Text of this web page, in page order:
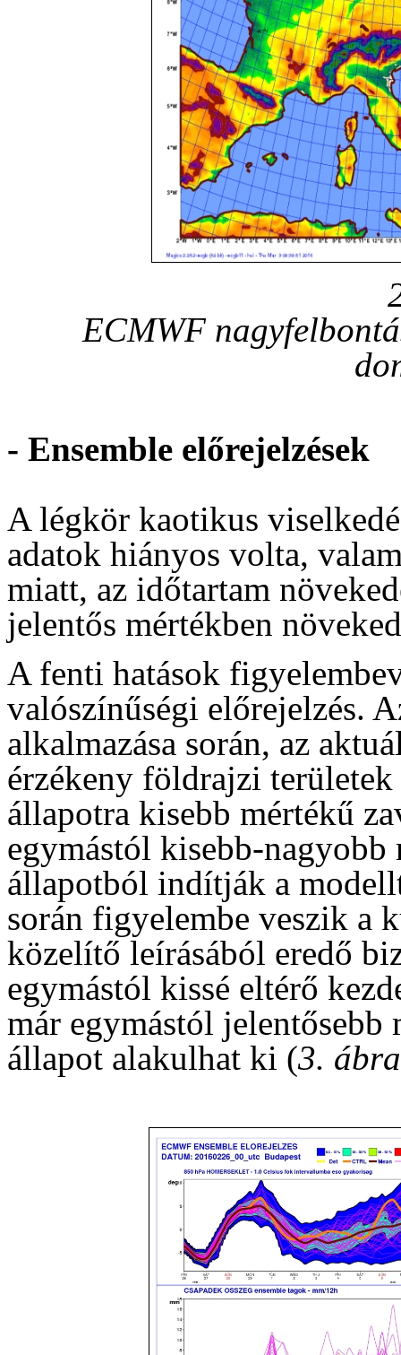
ECMWF n
- Ensemble előrejelzések
A légkör kaotikus
adatok hiányos volta,
miatt, az időtartam
jelentős mértékben
A fenti hatások
valószínűségi előrejelzés.
alkalmazása során, az
érzékeny földrajzi
állapotra kisebb mértékű
egymástól kisebb-
állapotból indítják a
során figyelembe veszik a
közelítő leírásából eredő
egymástól kissé eltérő
már egymástól jelentősebb
állapot alakulhat ki (3. ábra